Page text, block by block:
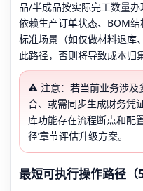
品/半成品按实际完工数量
依赖生产订单状态、BOM
标准场景（如仅做材料退库
此路径，否则将导致成本归
⚠️ 注意：若当前业务涉及
合、或需同步生成财务凭
库功能存在流程断点和配
径’章节评估升级方案。
最短可执行操作路径（